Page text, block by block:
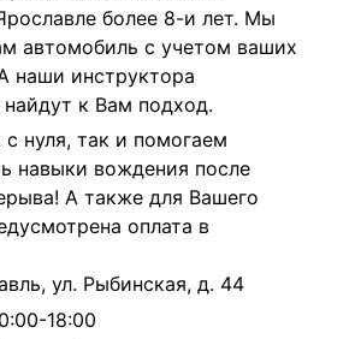
более 8-и лет. Мы
автомобиль с учетом ваших
наши инструктора
найдут к Вам подход.
нуля, так и помогаем
навыки вождения после
А также для Вашего
оплата в
ул. Рыбинская, д. 44
18:00